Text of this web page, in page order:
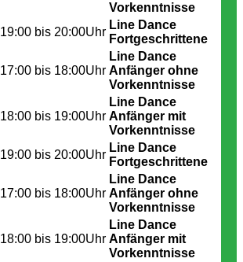
Vorkenntnisse
19:00 bis 20:00Uhr
Line Dance
Fortgeschrittene
17:00 bis 18:00Uhr
Line Dance
Anfänger ohne
Vorkenntnisse
18:00 bis 19:00Uhr
Line Dance
Anfänger mit
Vorkenntnisse
19:00 bis 20:00Uhr
Line Dance
Fortgeschrittene
17:00 bis 18:00Uhr
Line Dance
Anfänger ohne
Vorkenntnisse
18:00 bis 19:00Uhr
Line Dance
Anfänger mit
Vorkenntnisse